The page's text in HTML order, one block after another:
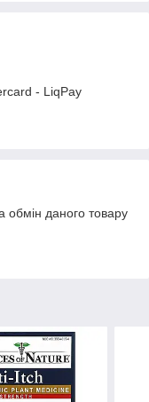
- LiqPay
даного товару